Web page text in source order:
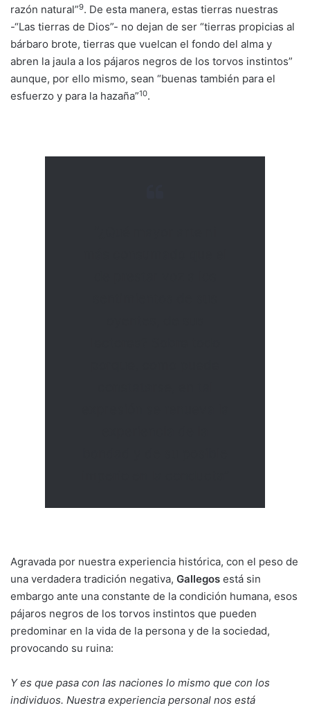
razón natural”9. De esta manera, estas tierras nuestras
-“Las tierras de Dios”- no dejan de ser “tierras propicias al
bárbaro brote, tierras que vuelcan el fondo del alma y
abren la jaula a los pájaros negros de los torvos instintos”
aunque, por ello mismo, sean “buenas también para el
esfuerzo y para la hazaña”10.
Agravada por nuestra experiencia histórica, con el peso de
una verdadera tradición negativa, Gallegos está sin
embargo ante una constante de la condición humana, esos
pájaros negros de los torvos instintos que pueden
predominar en la vida de la persona y de la sociedad,
provocando su ruina:
Y es que pasa con las naciones lo mismo que con los
individuos. Nuestra experiencia personal nos está